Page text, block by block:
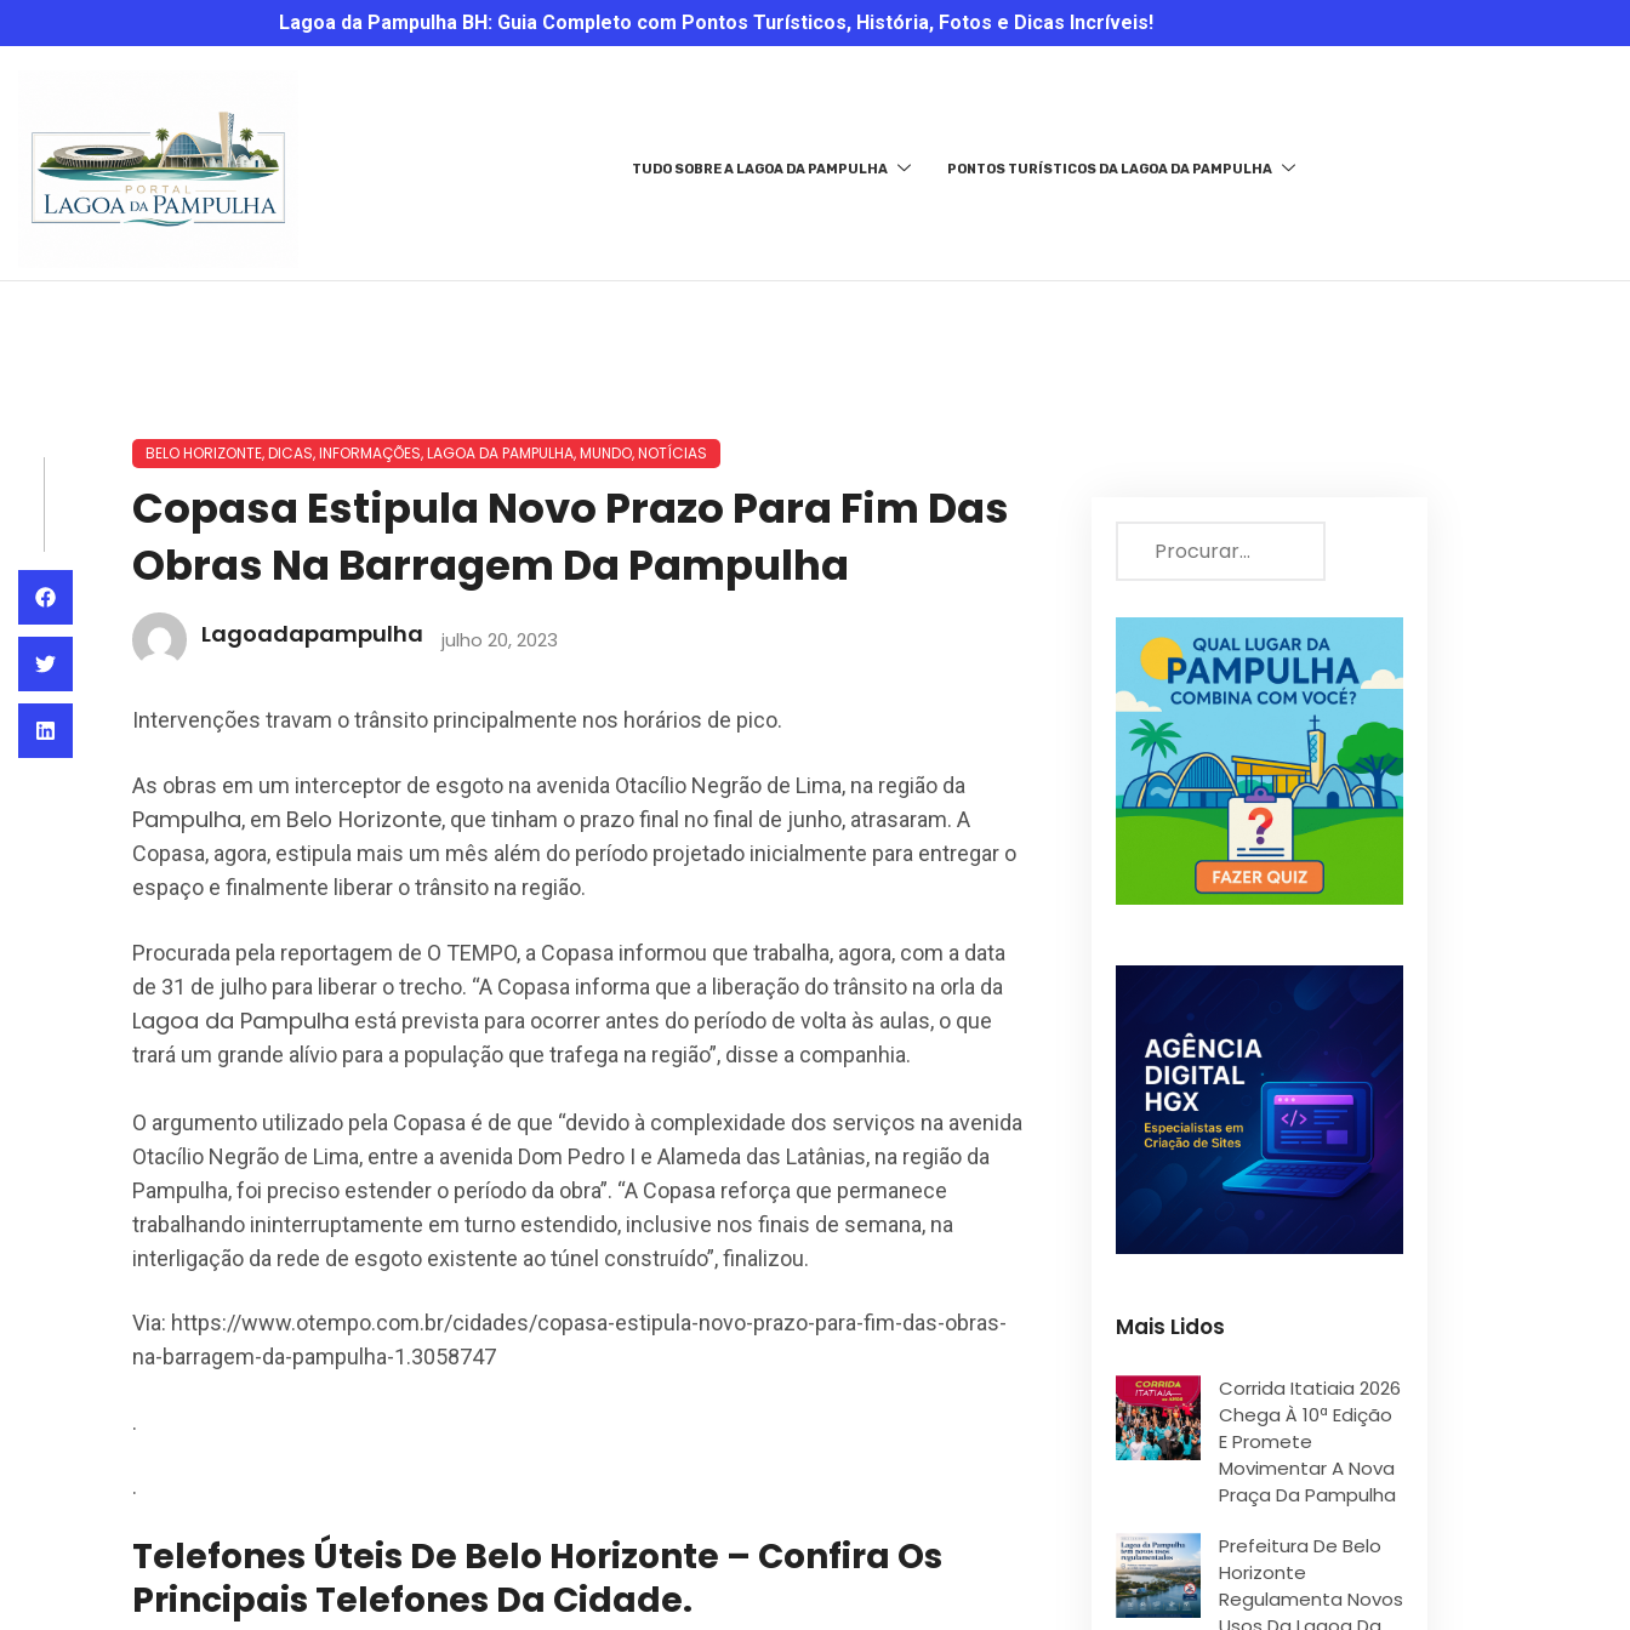
Lagoa da Pampulha BH: Guia Completo com Pontos Turísticos, História, Fotos e Dicas Incríveis!
TUDO SOBRE A LAGOA DA PAMPULHA PONTOS TURÍSTICOS DA LAGOA DA PAMPULHA
BELO HORIZONTE,DICAS,INFORMAÇÕES,LAGOA DA PAMPULHA,MUNDO,NOTÍCIAS
Copasa Estipula Novo Prazo Para Fim Das
Obras Na Barragem Da Pampulha
Lagoadapampulha julho 20, 2023
Intervenções travam o trânsito principalmente nos horários de pico.
As obras em um interceptor de esgoto na avenida Otacílio Negrão de Lima, na região da
Pampulha, em Belo Horizonte, que tinham o prazo final no final de junho, atrasaram. A
Copasa, agora, estipula mais um mês além do período projetado inicialmente para entregar o
espaço e finalmente liberar o trânsito na região.
Procurada pela reportagem de O TEMPO, a Copasa informou que trabalha, agora, com a data
de 31 de julho para liberar o trecho. “A Copasa informa que a liberação do trânsito na orla da
Lagoa da Pampulha está prevista para ocorrer antes do período de volta às aulas, o que
trará um grande alívio para a população que trafega na região”, disse a companhia.
O argumento utilizado pela Copasa é de que “devido à complexidade dos serviços na avenida
Otacílio Negrão de Lima, entre a avenida Dom Pedro I e Alameda das Latânias, na região da
Pampulha, foi preciso estender o período da obra”. “A Copasa reforça que permanece
trabalhando ininterruptamente em turno estendido, inclusive nos finais de semana, na
interligação da rede de esgoto existente ao túnel construído”, finalizou.
Via: https://www.otempo.com.br/cidades/copasa-estipula-novo-prazo-para-fim-das-obras-
na-barragem-da-pampulha-1.3058747
.
.
Telefones Úteis De Belo Horizonte – Confira Os
Principais Telefones Da Cidade.
Mais Lidos
Corrida Itatiaia 2026
Chega À 10ª Edição
E Promete
Movimentar A Nova
Praça Da Pampulha
Prefeitura De Belo
Horizonte
Regulamenta Novos